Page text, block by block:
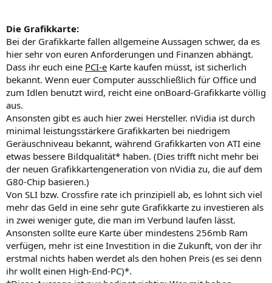
Die Grafikkarte:
Bei der Grafikkarte fallen allgemeine Aussagen schwer, da es
hier sehr von euren Anforderungen und Finanzen abhängt.
Dass ihr euch eine PCI-e Karte kaufen müsst, ist sicherlich
bekannt. Wenn euer Computer ausschließlich für Office und
zum Idlen benutzt wird, reicht eine onBoard-Grafikkarte völlig
aus.
Ansonsten gibt es auch hier zwei Hersteller. nVidia ist durch
minimal leistungsstärkere Grafikkarten bei niedrigem
Geräuschniveau bekannt, während Grafikkarten von ATI eine
etwas bessere Bildqualität* haben. (Dies trifft nicht mehr bei
der neuen Grafikkartengeneration von nVidia zu, die auf dem
G80-Chip basieren.)
Von SLI bzw. Crossfire rate ich prinzipiell ab, es lohnt sich viel
mehr das Geld in eine sehr gute Grafikkarte zu investieren als
in zwei weniger gute, die man im Verbund laufen lässt.
Ansonsten sollte eure Karte über mindestens 256mb Ram
verfügen, mehr ist eine Investition in die Zukunft, von der ihr
erstmal nichts haben werdet als den hohen Preis (es sei denn
ihr wollt einen High-End-PC)*.